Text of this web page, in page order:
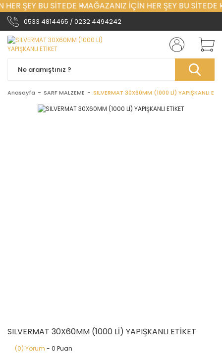
ŞEY BU SİTEDE !MAĞAZANIZ İÇİN HER ŞEY BU SİTEDE !
0533 4814465 / 0232 4494242
Anasayfa SARF MALZEME SILVERMAT 30X60MM (1000 Lİ) YAPIŞKANLI
SILVERMAT 30X60MM (1000 Lİ) YAPIŞKANLI ETİKET
(0) Yorum - 0 Puan